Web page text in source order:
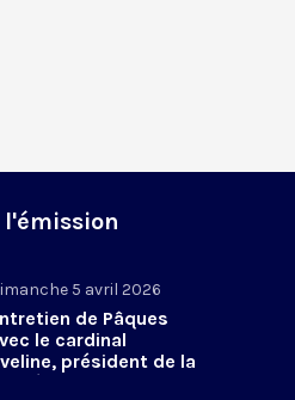
5 avril 2026
de Pâques
le cardinal
président de la
Conférence des